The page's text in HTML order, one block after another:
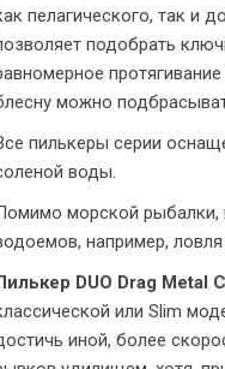
пелагического, так и
подобрать
можно
пилькеры серии
воды.
морской рыбалки,
например, ловля
DUO Drag Metal
или Slim
иной, более